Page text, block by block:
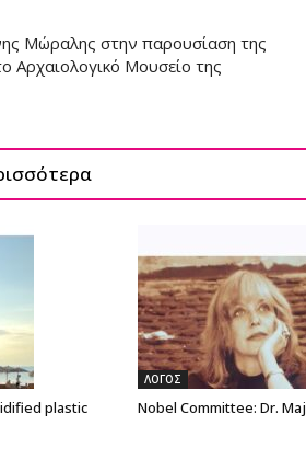
Μώραλης στην παρουσίαση της
Αρχαιολογικό Μουσείο της
plastic
ΛΟΓΟΣ
Nobel Committee: Dr.